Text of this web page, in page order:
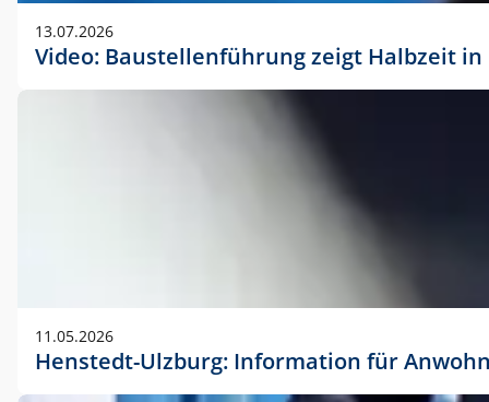
13.07.2026
Video: Baustellenführung zeigt Halbzeit
11.05.2026
Henstedt-Ulzburg: Information für